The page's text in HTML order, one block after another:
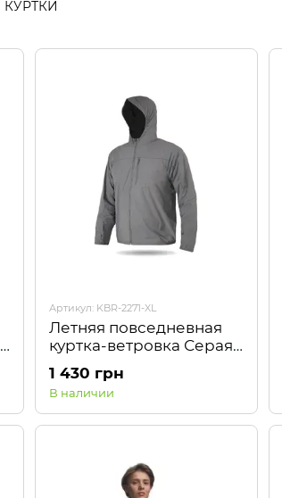
КУРТКИ
Артикул: KBR-2271-XL
Летняя повседневная
куртка-ветровка Серая
Kiborg
1 430 грн
В наличии